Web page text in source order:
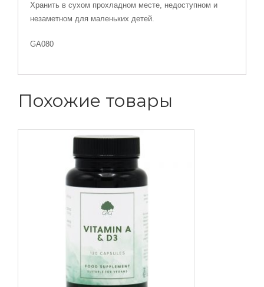
Хранить в сухом прохладном месте, недоступном и
незаметном для маленьких детей.
GA080
Похожие товары